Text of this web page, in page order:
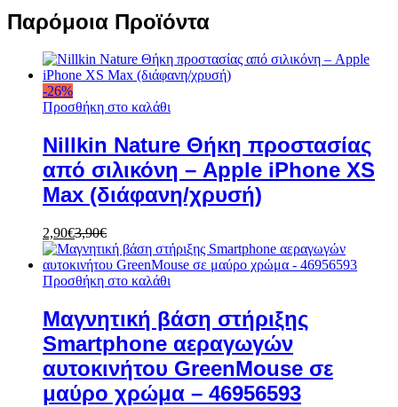
Παρόμοια Προϊόντα
-26%
Προσθήκη στο καλάθι
Nillkin Nature Θήκη προστασίας
από σιλικόνη – Apple iPhone XS
Max (διάφανη/χρυσή)
2,90€3,90€
Προσθήκη στο καλάθι
Μαγνητική βάση στήριξης
Smartphone αεραγωγών
αυτοκινήτου GreenMouse σε
μαύρο χρώμα – 46956593